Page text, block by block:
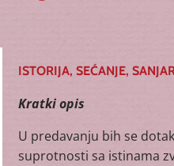
ISTORIJA, SEĆANJE,
Kratki opis
U predavanju bih se
suprotnosti sa istinama